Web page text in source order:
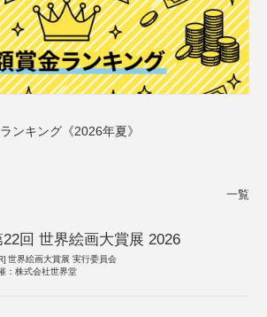
ンキング《2026年夏》
一覧
22回 世界絵画大賞展 2026
世界絵画大賞展 実行委員会
：株式会社世界堂